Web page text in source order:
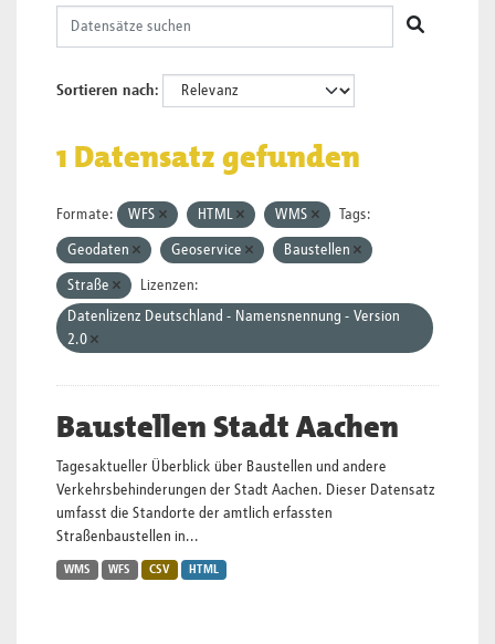
Sortieren nach
1 Datensatz gefunden
Formate: WFS HTML WMS Tags:
Geodaten Geoservice Baustellen
Straße
Lizenzen:
Datenlizenz Deutschland - Namensnennung - Version
2.0
Baustellen Stadt Aachen
Tagesaktueller Überblick über Baustellen und andere
Verkehrsbehinderungen der Stadt Aachen. Dieser Datensatz
umfasst die Standorte der amtlich erfassten
Straßenbaustellen in...
WMS WFS CSV HTML